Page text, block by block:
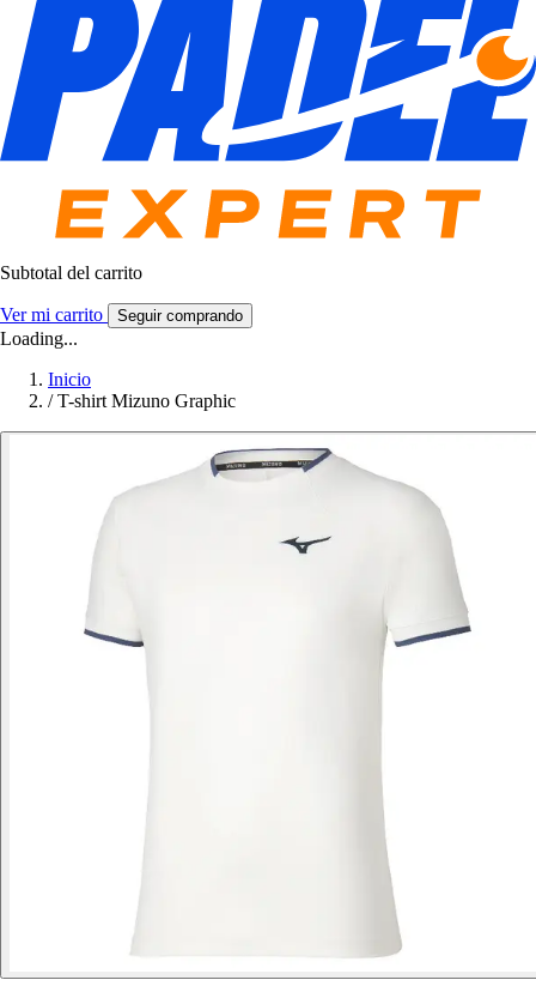
Subtotal del carrito
Ver mi carrito Seguir comprando
Loading...
Inicio
/ T-shirt Mizuno Graphic